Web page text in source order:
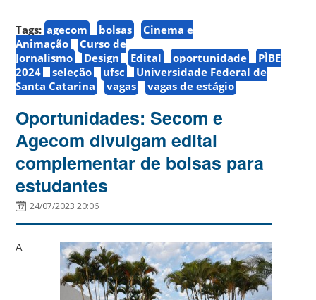
Tags: agecom bolsas
Cinema e
Animação
Curso de
Jornalismo
Design Edital oportunidade
PÌBE
2024
seleção ufsc
Universidade Federal de
Santa Catarina
vagas vagas de estágio
Oportunidades: Secom e
Agecom divulgam edital
complementar de bolsas para
estudantes
24/07/2023 20:06
A